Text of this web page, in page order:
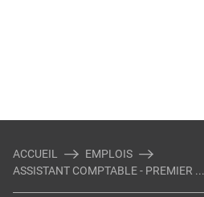
ACCUEIL
EMPLOIS
ASSISTANT COMPTABLE - PREMIER ...